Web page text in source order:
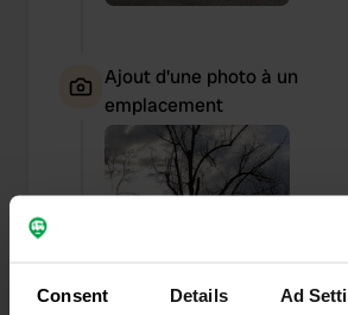
Consent Details Ad
Ajout d'une photo à un
emplacement